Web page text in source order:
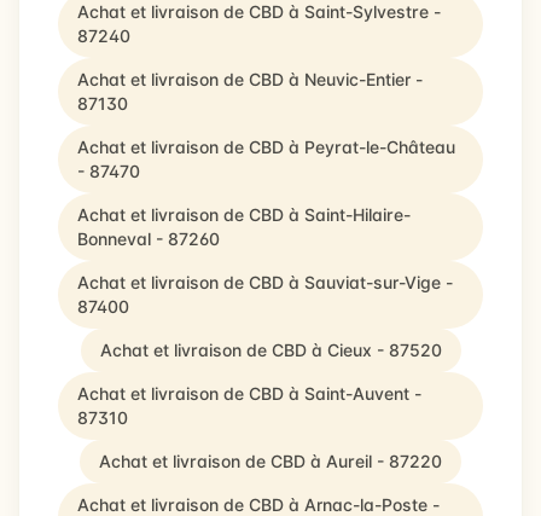
Achat et livraison de CBD à Saint-Sylvestre -
87240
Achat et livraison de CBD à Neuvic-Entier -
87130
Achat et livraison de CBD à Peyrat-le-Château
- 87470
Achat et livraison de CBD à Saint-Hilaire-
Bonneval - 87260
Achat et livraison de CBD à Sauviat-sur-Vige -
87400
Achat et livraison de CBD à Cieux - 87520
Achat et livraison de CBD à Saint-Auvent -
87310
Achat et livraison de CBD à Aureil - 87220
Achat et livraison de CBD à Arnac-la-Poste -